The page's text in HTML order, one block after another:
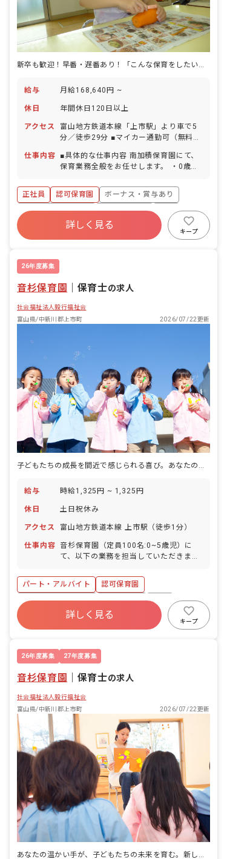
給与 月給168,640円 ~
休日 年間休日120日以上
アクセス
富山地方鉄道本線「上市駅」より車で5
分／徒歩29分 ■マイカー通勤可（無料駐
仕事内容
■具体的な仕事内容 南加積保育園にて、
保育業務全般をお任せします。 ・0歳児
食時のお世話、昼寝の付添 など ※一時
保育あり（年に数回発生） ※保育士10
名で担当しています。 ■保育のこだわり
チャレンジタイム（体育あそび）とクッ
キングで子どもたちの興味を引き出す保
育に特色を出しています。体験から子ど
沿って声がけを行なえるように、園内研
正社員 認可保育園
ボーナス・賞与あり
年間休日120日以上
社会保険完備
残業少なめ
昇給昇進あり
詳しく見る
キープ
26年度募集
音杉保育園 保育士の求人
社会福祉法人毅行福祉会
富山県/中新川郡上市町
2026/07/22更新
給与 時給1,325円 ~ 1,325円
休日 土日祝休み
アクセス 富山地方鉄道本線 上市駅（徒歩1分）
仕事内容
音杉保育園（定員100名:0~5歳児）に
て、以下の業務を担当していただきま
育業務 ・子育て支援 複数担任制を導入
しています。 ■園児年齢層：0～5歳児
パート・アルバイト
認可保育園
ボーナス・賞与あり
土日祝休み
有給
昇給昇進あり
社会福祉法人
詳しく見る
キープ
26年度募集 27年度募集
音杉保育園 保育士の求人
社会福祉法人毅行福祉会
富山県/中新川郡上市町
2026/07/22更新
あなたの温かい手が、子どもたちの未来を育む。新しい一歩を踏み出しませんか？